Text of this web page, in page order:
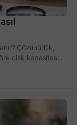
Çözünürlük,
disk kapasitesini